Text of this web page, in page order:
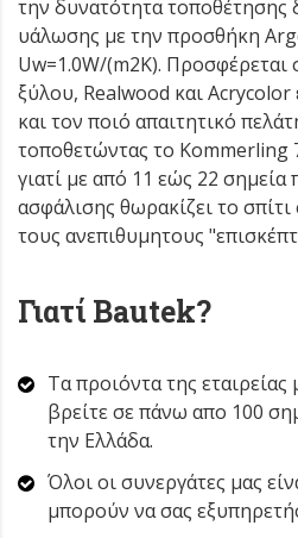
την δυνατότητα τοποθέτησης
υάλωσης με την προσθήκη
Uw=1.0W/(m2K). Προσφέρεται
ξύλου, Realwood και Acrycolor
και τον ποιό απαιτητικό
τοποθετώντας το
γιατί με από 11 εώς 22 σημεία
ασφάλισης θωρακίζει το
τους ανεπιθυμητους
Γιατί Bautek?
Τα προιόντα της εταιρείας
βρείτε σε πάνω απο 100
την Ελλάδα.
Όλοι οι συνεργάτες μας
μπορούν να σας